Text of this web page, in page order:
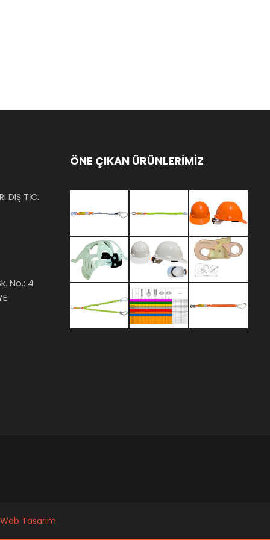
DIŞ TİC.
No.: 4
ÖNE ÇIKAN ÜRÜNLERİMİZ
Web Tasarım